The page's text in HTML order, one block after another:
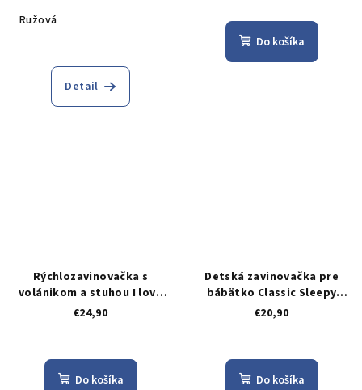
Ružová
Detail
Do košíka
Rýchlozavinovačka s
volánikom a stuhou I love
you boy
€24,90
Do košíka
Detská zavinovačka pre
bábätko Classic Sleepy
Teddy, biela
€20,90
Do košíka